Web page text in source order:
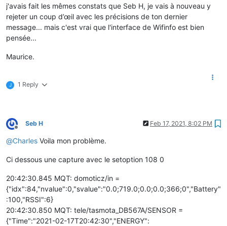
j'avais fait les mêmes constats que Seb H, je vais à nouveau y
rejeter un coup d’œil avec les précisions de ton dernier
message... mais c'est vrai que l'interface de Wifinfo est bien
pensée...
Maurice.
J 1 Reply
Offline
Seb H Feb 17, 2021, 8:02 PM
@Charles Voila mon problème.
Ci dessous une capture avec le setoption 108 0
20:42:30.845 MQT: domoticz/in =
{"idx":84,"nvalue":0,"svalue":"0.0;719.0;0.0;0.0;366;0","Battery"
:100,"RSSI":6}
20:42:30.850 MQT: tele/tasmota_DB567A/SENSOR =
{"Time":"2021-02-17T20:42:30","ENERGY":